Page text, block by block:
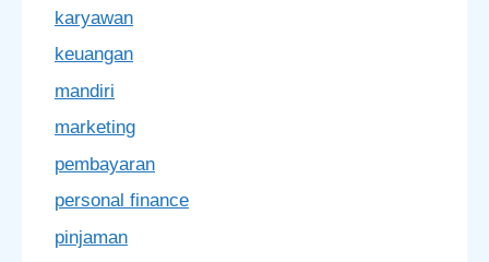
karyawan
keuangan
mandiri
marketing
pembayaran
personal finance
pinjaman